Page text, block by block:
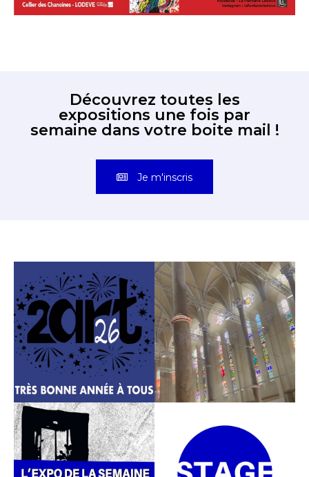
Découvrez toutes les
expositions une fois par
semaine dans votre boite mail !
Je m'inscris